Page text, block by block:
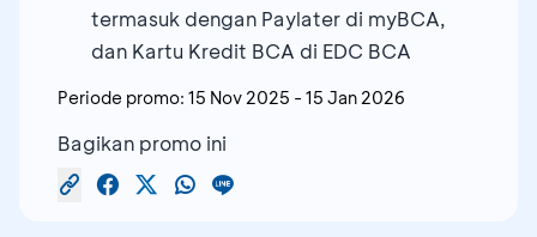
termasuk dengan Paylater di myBCA,
dan Kartu Kredit BCA di EDC BCA
Periode promo: 15 Nov 2025 - 15 Jan 2026
Bagikan promo ini